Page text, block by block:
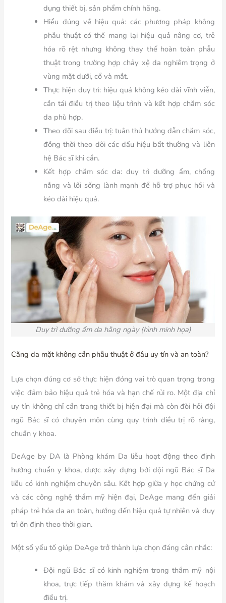
dụng thiết bị, sản phẩm chính hãng.
Hiểu đúng về hiệu quả: các phương pháp không
phẫu thuật có thể mang lại hiệu quả nâng cơ, trẻ
hóa rõ rệt nhưng không thay thế hoàn toàn phẫu
thuật trong trường hợp chảy xệ da nghiêm trọng ở
vùng mặt dưới, cổ và mắt.
Thực hiện duy trì: hiệu quả không kéo dài vĩnh viễn,
cần tái điều trị theo liệu trình và kết hợp chăm sóc
da phù hợp.
Theo dõi sau điều trị: tuân thủ hướng dẫn chăm sóc,
đồng thời theo dõi các dấu hiệu bất thường và liên
hệ Bác sĩ khi cần.
Kết hợp chăm sóc da: duy trì dưỡng ẩm, chống
nắng và lối sống lành mạnh để hỗ trợ phục hồi và
kéo dài hiệu quả.
Duy trì dưỡng ẩm da hằng ngày (hình minh họa)
Căng da mặt không cần phẫu thuật ở đâu uy tín và an toàn?
Lựa chọn đúng cơ sở thực hiện đóng vai trò quan trọng trong
việc đảm bảo hiệu quả trẻ hóa và hạn chế rủi ro. Một địa chỉ
uy tín không chỉ cần trang thiết bị hiện đại mà còn đòi hỏi đội
ngũ Bác sĩ có chuyên môn cùng quy trình điều trị rõ ràng,
chuẩn y khoa.
DeAge by DA là Phòng khám Da liễu hoạt động theo định
hướng chuẩn y khoa, được xây dựng bởi đội ngũ Bác sĩ Da
liễu có kinh nghiệm chuyên sâu. Kết hợp giữa y học chứng cứ
và các công nghệ thẩm mỹ hiện đại, DeAge mang đến giải
pháp trẻ hóa da an toàn, hướng đến hiệu quả tự nhiên và duy
trì ổn định theo thời gian.
Một số yếu tố giúp DeAge trở thành lựa chọn đáng cân nhắc:
Đội ngũ Bác sĩ có kinh nghiệm trong thẩm mỹ nội
khoa, trực tiếp thăm khám và xây dựng kế hoạch
điều trị.